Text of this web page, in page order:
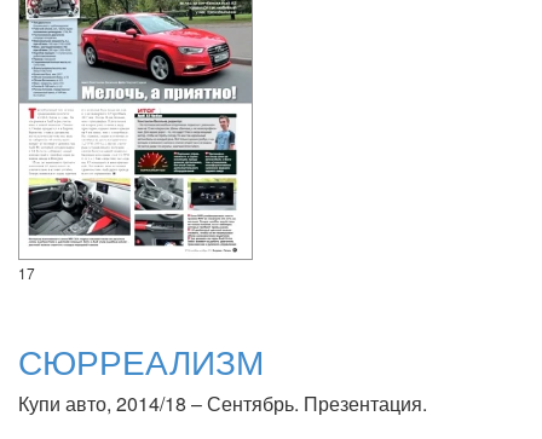
17
СЮРРЕАЛИЗМ
Купи авто, 2014/18 – Сентябрь. Презентация.